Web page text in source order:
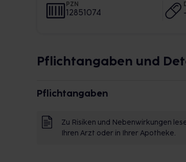
PZN
12851074 -
Pflichtangaben und
Pflichtangaben
Zu Risiken und Nebenwirkungen
Ihren Arzt oder in Ihrer Apotheke.